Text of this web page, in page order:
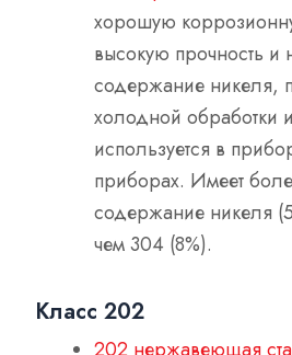
хорошую
высокую прочность и
содержание никеля,
холодной обработки
используется в
приборах. Имеет
содержание никеля
чем 304 (8%).
Класс 202